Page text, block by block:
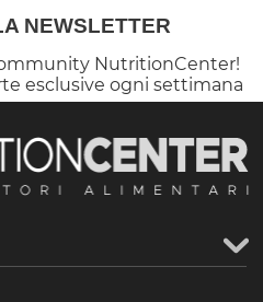
NEWSLETTER
NutritionCenter!
esclusive ogni settimana